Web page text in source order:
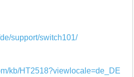
support/switch101/
kb/HT2518?viewlocale=de_DE